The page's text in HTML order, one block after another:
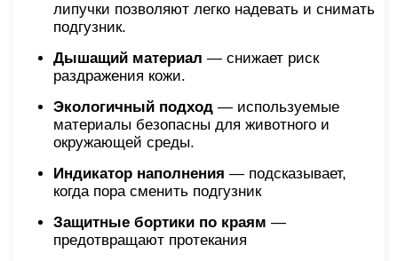
липучки позволяют легко надевать и снимать
подгузник.
Дышащий материал — снижает риск
раздражения кожи.
Экологичный подход — используемые
материалы безопасны для животного и
окружающей среды.
Индикатор наполнения — подсказывает,
когда пора сменить подгузник
Защитные бортики по краям —
предотвращают протекания